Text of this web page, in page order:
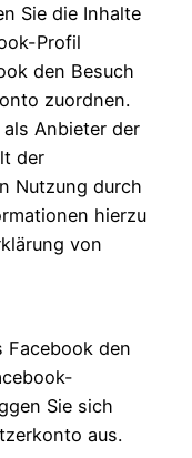
Sie die Inhalte
Profil
den Besuch
zuordnen.
Anbieter der
der
Nutzung durch
hierzu
von
Facebook den
Sie sich
aus.